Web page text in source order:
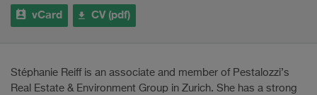
vCard CV (pdf)
Stéphanie Reiff is an associate and member of Pestalozzi’s
Real Estate & Environment Group in Zurich. She has a strong